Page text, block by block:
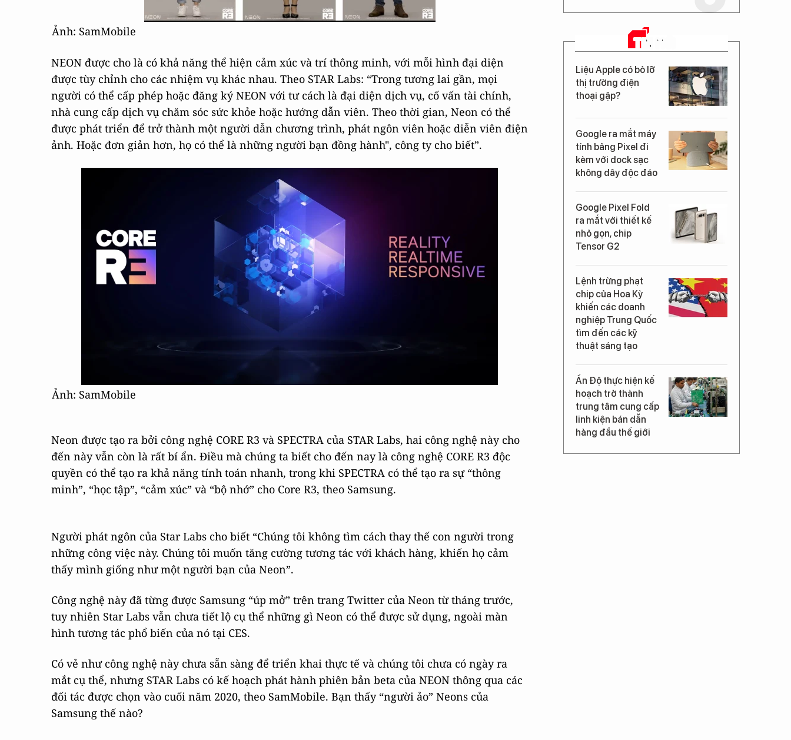
Ảnh: SamMobile
NEON được cho là có khả năng thể hiện cảm xúc và trí thông minh, với mỗi hình đại diện
được tùy chỉnh cho các nhiệm vụ khác nhau. Theo STAR Labs: “Trong tương lai gần, mọi
người có thể cấp phép hoặc đăng ký NEON với tư cách là đại diện dịch vụ, cố vấn tài chính,
nhà cung cấp dịch vụ chăm sóc sức khỏe hoặc hướng dẫn viên. Theo thời gian, Neon có thể
được phát triển để trở thành một người dẫn chương trình, phát ngôn viên hoặc diễn viên điện
ảnh. Hoặc đơn giản hơn, họ có thể là những người bạn đồng hành", công ty cho biết”.
Ảnh: SamMobile
Neon được tạo ra bởi công nghệ CORE R3 và SPECTRA của STAR Labs, hai công nghệ này cho
đến này vẫn còn là rất bí ẩn. Điều mà chúng ta biết cho đến nay là công nghệ CORE R3 độc
quyền có thể tạo ra khả năng tính toán nhanh, trong khi SPECTRA có thể tạo ra sự “thông
minh”, “học tập”, “cảm xúc” và “bộ nhớ” cho Core R3, theo Samsung.
Người phát ngôn của Star Labs cho biết “Chúng tôi không tìm cách thay thế con người trong
những công việc này. Chúng tôi muốn tăng cường tương tác với khách hàng, khiến họ cảm
thấy mình giống như một người bạn của Neon”.
Công nghệ này đã từng được Samsung “úp mở” trên trang Twitter của Neon từ tháng trước,
tuy nhiên Star Labs vẫn chưa tiết lộ cụ thể những gì Neon có thể được sử dụng, ngoài màn
hình tương tác phổ biến của nó tại CES.
Có vẻ như công nghệ này chưa sẵn sàng để triển khai thực tế và chúng tôi chưa có ngày ra
mắt cụ thể, nhưng STAR Labs có kế hoạch phát hành phiên bản beta của NEON thông qua các
đối tác được chọn vào cuối năm 2020, theo SamMobile. Bạn thấy “người ảo” Neons của
Samsung thế nào?
TIN MỚI
Liệu Apple có bỏ lỡ
thị trường điện
thoại gập?
Google ra mắt máy
tính bảng Pixel đi
kèm với dock sạc
không dây độc đáo
Google Pixel Fold
ra mắt với thiết kế
nhỏ gọn, chip
Tensor G2
Lệnh trừng phạt
chip của Hoa Kỳ
khiến các doanh
nghiệp Trung Quốc
tìm đến các kỹ
thuật sáng tạo
Ấn Độ thực hiện kế
hoạch trở thành
trung tâm cung cấp
linh kiện bán dẫn
hàng đầu thế giới